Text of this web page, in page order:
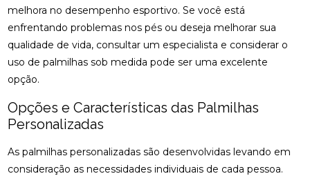
melhora no desempenho esportivo. Se você está
enfrentando problemas nos pés ou deseja melhorar sua
qualidade de vida, consultar um especialista e considerar o
uso de palmilhas sob medida pode ser uma excelente
opção.
Opções e Características das Palmilhas
Personalizadas
As palmilhas personalizadas são desenvolvidas levando em
consideração as necessidades individuais de cada pessoa.
BENEFÍCIOS DA QUIROPRAXIA PARA O NERVO
CIÁTICO
BENEFÍCIOS DA QUIROPRAXIA PARA SUA SAÚDE
BENEFÍCIOS DAS PALMILHAS PARA JOANETE
CLÍNICA DE OSTEOPATIA: COMO ESCOLHER A
MELHOR PARA SUAS NECESSIDADES
CLÍNICA DE QUIROPRAXIA PERTO DE MIM:
ENCONTRE ALÍVIO E BEM-ESTAR NA REGIÃO